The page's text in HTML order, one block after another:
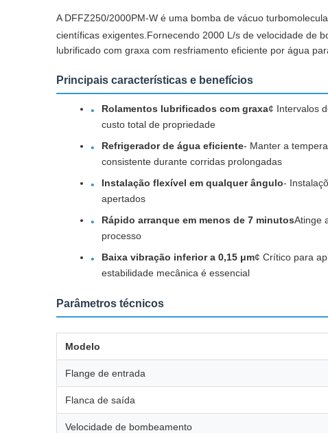
A DFFZ250/2000PM-W é uma bomba de vácuo
científicas exigentes.Fornecendo 2000 L/s de velocidade de
lubrificado com graxa com resfriamento eficiente por água
Principais características e benefícios
Rolamentos lubrificados com graxa¢ Intervalos
custo total de propriedade
Refrigerador de água eficiente- Manter a
consistente durante corridas prolongadas
Instalação flexível em qualquer ângulo-
apertados
Rápido arranque em menos de 7 minutosAtinge
processo
Baixa vibração inferior a 0,15 μm¢ Crítico para
estabilidade mecânica é essencial
Parâmetros técnicos
Modelo
Flange de entrada
Flanca de saída
Velocidade de bombeamento